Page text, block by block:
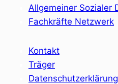
Allgemeiner Sozialer
Fachkräfte Netzwerk
Kontakt
Träger
Datenschutzerklärung